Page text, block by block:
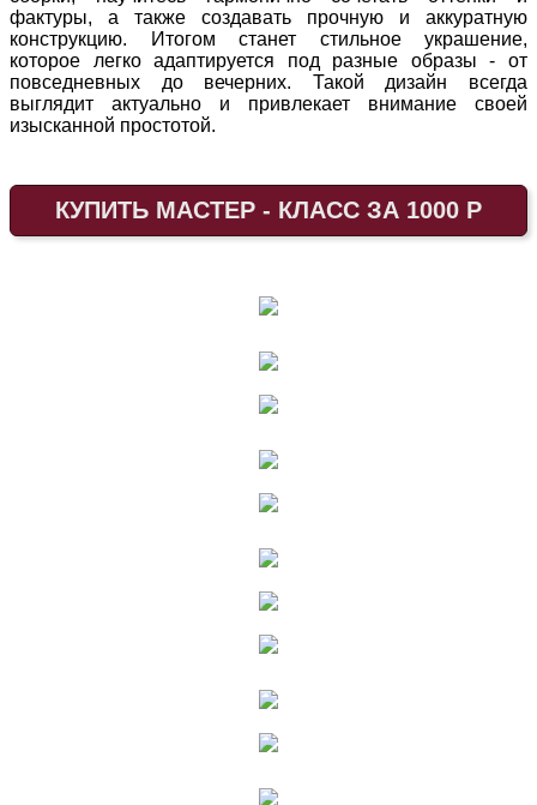
фактуры, а также создавать прочную и аккуратную
конструкцию. Итогом станет стильное украшение,
которое легко адаптируется под разные образы - от
повседневных до вечерних. Такой дизайн всегда
выглядит актуально и привлекает внимание своей
изысканной простотой.
КУПИТЬ МАСТЕР - КЛАСС ЗА 1000 Р